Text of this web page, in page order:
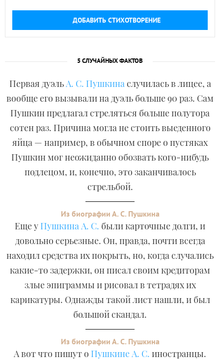
ДОБАВИТЬ СТИХОТВОРЕНИЕ
5 СЛУЧАЙНЫХ ФАКТОВ
Первая дуэльА. С. Пушкинаслучилась в лицее, а
вообще его вызывали на дуэль больше 90 раз. Сам
Пушкин предлагал стреляться больше полутора
сотен раз. Причина могла не стоить выеденного
яйца — например, в обычном споре о пустяках
Пушкин мог неожиданно обозвать кого-нибудь
подлецом, и, конечно, это заканчивалось
стрельбой.
Из биографии А. С. Пушкина
Еще у Пушкина А. С. были карточные долги, и
довольно серьезные. Он, правда, почти всегда
находил средства их покрыть, но, когда случались
какие-то задержки, он писал своим кредиторам
злые эпиграммы и рисовал в тетрадях их
карикатуры. Однажды такой лист нашли, и был
большой скандал.
Из биографии А. С. Пушкина
А вот что пишут о Пушкине А. С. иностранцы.